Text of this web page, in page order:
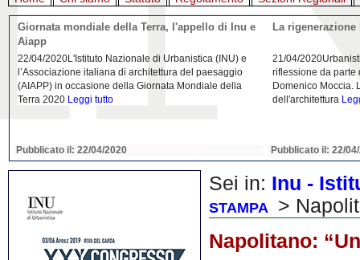
Giornata mondiale della Terra, l'appello di Inu e
Aiapp
22/04/2020L'Istituto Nazionale di Urbanistica (INU) e
l’Associazione italiana di architettura del paesaggio
(AIAPP) in occasione della Giornata Mondiale della
Terra 2020 Leggi tutto
Pubblicato il: 22/04/2020
La
21/04/
riflessione da parte
Domenico Moccia.
dell'architettura
Pubblicato il: 22/
Sei in: Inu -
STAMPA
>
Napolitano: